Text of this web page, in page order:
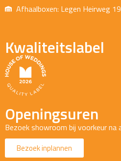
Afhaalboxen: Legen Heirweg
Kwaliteitslabel
Openingsuren
Bezoek showroom bij voorkeur na
Bezoek inplannen